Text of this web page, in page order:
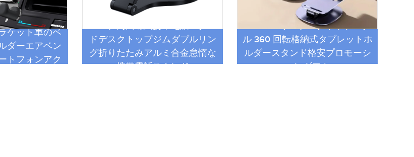
恵を受けられるように常に努力しています。さらに、高品質で信頼性
の高い革新的な製品を提供するための当社の献身は、顧客の現在のニ
ーズを満たすだけではありません。当社は常に未来に目を向け、急速
に変化する市場の進化する需要を予測し、対応するよう努めていま
なミニユニバ
ケット車のベ
ダーエアベン
トフォンアク
ドデスクトップジムダブルリン
グ折りたたみアルミ合金怠惰な
携帯電話スタンド
ユニバーサルデスクトップメタ
ル 360 回転格納式タブレットホ
ルダースタンド格安プロモーシ
ョンギフト